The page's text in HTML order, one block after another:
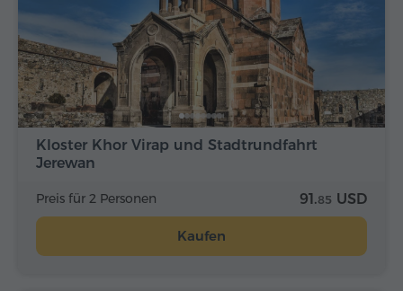
Kloster Khor Virap und Stadtrundfahrt
Jerewan
Preis für 2 Personen 91.85 USD
Kaufen